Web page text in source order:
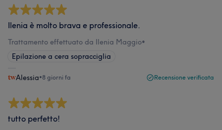
Ilenia è molto brava e professionale.
Trattamento effettuato da Ilenia Maggio•
Epilazione a cera sopracciglia
Alessia•8 giorni fa Recensione verificata
tutto perfetto!